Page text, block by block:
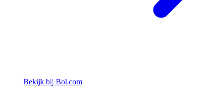
Bekijk bij Bol.com